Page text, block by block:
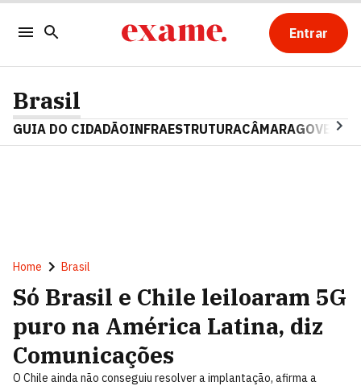
Entrar
Brasil
GUIA DO CIDADÃOINFRAESTRUTURACÂMARAGOVERNO
Home Brasil
Só Brasil e Chile leiloaram 5G
puro na América Latina, diz
Comunicações
O Chile ainda não conseguiu resolver a implantação, afirma a